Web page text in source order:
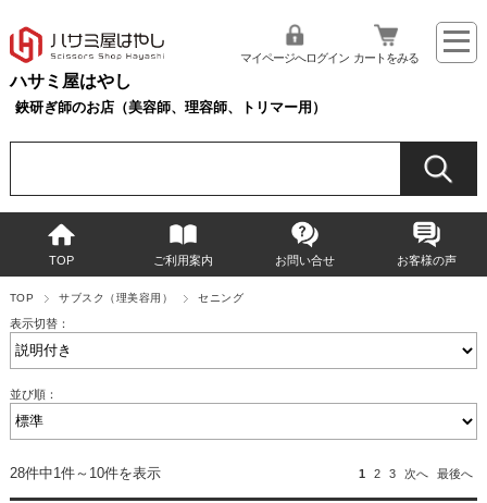
ハサミ屋はやし
鋏研ぎ師のお店（美容師、理容師、トリマー用）
マイページへログイン カートをみる
TOP ご利用案内 お問い合せ お客様の声
TOP サブスク（理美容用） セニング
表示切替：
並び順：
28件中1件～10件を表示 1 2 3 次へ 最後へ